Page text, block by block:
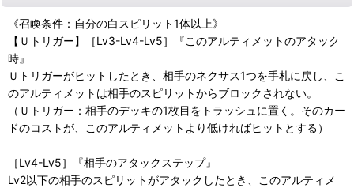
《召喚条件：自分の白スピリット1体以上》
【Ｕトリガー】［Lv3-Lv4-Lv5］『このアルティメットのアタック
時』
Ｕトリガーがヒットしたとき、相手のネクサス1つを手札に戻し、こ
のアルティメットは相手のスピリットからブロックされない。
（Ｕトリガー：相手のデッキの1枚目をトラッシュに置く。そのカー
ドのコストが、このアルティメットより低ければヒットとする）
［Lv4-Lv5］『相手のアタックステップ』
Lv2以下の相手のスピリットがアタックしたとき、このアルティメ